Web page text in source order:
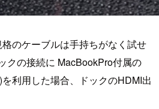
のケーブルは手持ちがなく試せ
クの接続に MacBookPro付属の
利用した場合、ドックのHDMI出